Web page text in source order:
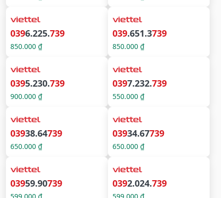
0396.225.739
850.000 ₫
039.651.3739
850.000 ₫
0395.230.739
900.000 ₫
0397.232.739
550.000 ₫
03938.64739
650.000 ₫
03934.67739
650.000 ₫
03959.90739 0392.024.739